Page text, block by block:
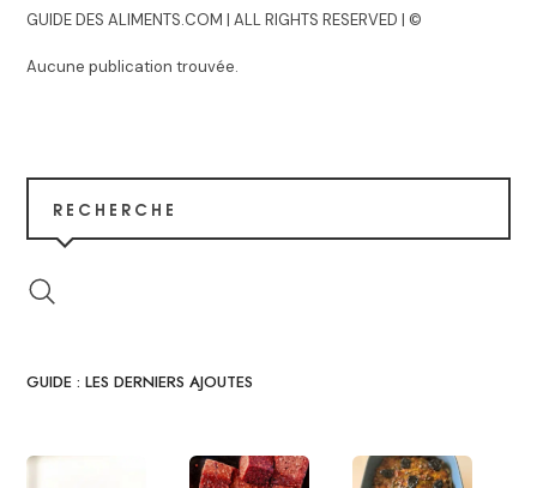
GUIDE DES ALIMENTS.COM | ALL RIGHTS RESERVED | ©
Aucune publication trouvée.
RECHERCHE
GUIDE : LES DERNIERS AJOUTES